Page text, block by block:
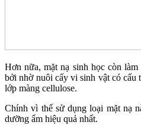
Hơn nữa, mặt nạ sinh học còn
bởi nhờ nuôi cấy vi sinh vật có cấu
lớp màng cellulose.
Chính vì thế sử dụng loại mặt nạ
dưỡng ẩm hiệu quả nhất.